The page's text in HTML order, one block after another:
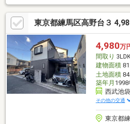
南向きバルコニーのため日当たり良好
置する落ち着いた住環境です♪＼ ご覧
ございます ／練馬区・西東京市・東久
却は、福屋不動産販売 石神井公園へお
ご来店をスタッフ一同心よりお待ちして
東京都練馬区高野台３
4,980万
間取り
建物面積
土地面積
築年月
西武池
その他の交通
東京都